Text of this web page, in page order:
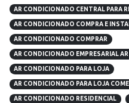
AR CONDICIONADO CENTRAL PARA
AR CONDICIONADO COMPRA E
AR CONDICIONADO COMPRAR
AR CONDICIONADO EMPRESARIAL
AR CONDICIONADO PARA LOJA
AR CONDICIONADO PARA LOJA
AR CONDICIONADO RESIDENCIAL